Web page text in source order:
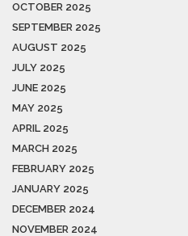
OCTOBER 2025
SEPTEMBER 2025
AUGUST 2025
JULY 2025
JUNE 2025
MAY 2025
APRIL 2025
MARCH 2025
FEBRUARY 2025
JANUARY 2025
DECEMBER 2024
NOVEMBER 2024